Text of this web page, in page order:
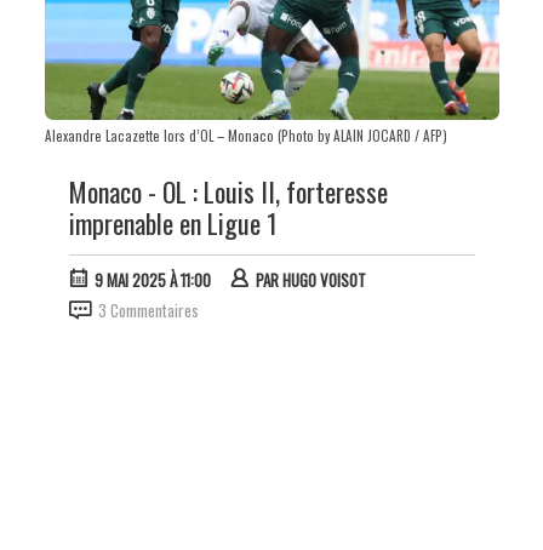
Alexandre Lacazette lors d’OL – Monaco (Photo by ALAIN JOCARD / AFP)
Monaco - OL : Louis II, forteresse
imprenable en Ligue 1
9 MAI 2025 À 11:00 PARHUGO VOISOT
3 Commentaires